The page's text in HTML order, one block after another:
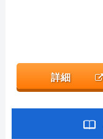
詳細